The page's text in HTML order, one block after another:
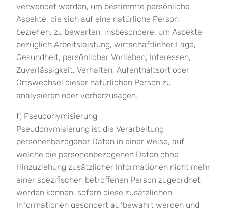
verwendet werden, um bestimmte persönliche
Aspekte, die sich auf eine natürliche Person
beziehen, zu bewerten, insbesondere, um Aspekte
bezüglich Arbeitsleistung, wirtschaftlicher Lage,
Gesundheit, persönlicher Vorlieben, Interessen,
Zuverlässigkeit, Verhalten, Aufenthaltsort oder
Ortswechsel dieser natürlichen Person zu
analysieren oder vorherzusagen.
f) Pseudonymisierung
Pseudonymisierung ist die Verarbeitung
personenbezogener Daten in einer Weise, auf
welche die personenbezogenen Daten ohne
Hinzuziehung zusätzlicher Informationen nicht mehr
einer spezifischen betroffenen Person zugeordnet
werden können, sofern diese zusätzlichen
Informationen gesondert aufbewahrt werden und